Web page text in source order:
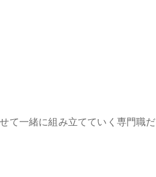
て一緒に組み立てていく専門職だ